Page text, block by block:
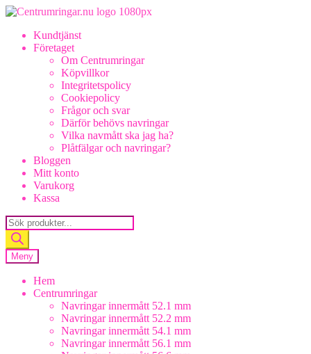
Hoppa
navigering
Hoppa
innehållKundtjänst
Företaget
Om Centrumringar
Köpvillkor
Integritetspolicy
Cookiepolicy
Frågor och svar
Därför behövs navringar
Vilka navmått ska jag ha?
Plåtfälgar och navringar?
Bloggen
Mitt konto
Varukorg
Kassa
Products
search
Meny
Hem
Centrumringar
Navringar innermått 52.1 mm
Navringar innermått 52.2 mm
Navringar innermått 54.1 mm
Navringar innermått 56.1 mm